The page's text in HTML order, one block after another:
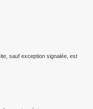
sauf exception signalée, est